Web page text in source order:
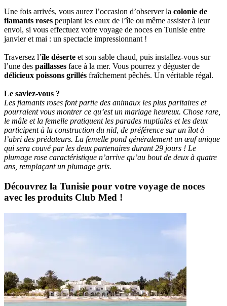
Une fois arrivés, vous aurez l’occasion d’observer la colonie de
flamants roses peuplant les eaux de l’île ou même assister à leur
envol, si vous effectuez votre voyage de noces en Tunisie entre
janvier et mai : un spectacle impressionnant !
Traversez l’île déserte et son sable chaud, puis installez-vous sur
l’une des paillasses face à la mer. Vous pourrez y déguster de
délicieux poissons grillés fraîchement pêchés. Un véritable régal.
Le saviez-vous ?
Les flamants roses font partie des animaux les plus paritaires et
pourraient vous montrer ce qu’est un mariage heureux. Chose rare,
le mâle et la femelle pratiquent les parades nuptiales et les deux
participent à la construction du nid, de préférence sur un îlot à
l’abri des prédateurs. La femelle pond généralement un œuf unique
qui sera couvé par les deux partenaires durant 29 jours ! Le
plumage rose caractéristique n’arrive qu’au bout de deux à quatre
ans, remplaçant un plumage gris.
Découvrez la Tunisie pour votre voyage de noces
avec les produits Club Med !